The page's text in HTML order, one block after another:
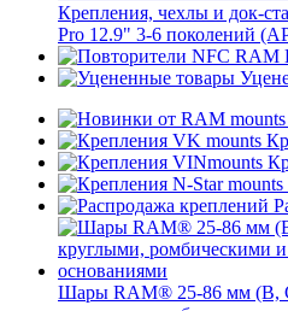
Крепления, чехлы и док-
Pro 12.9" 3-6 поколений
Шары RAM® 25-86 мм (B,